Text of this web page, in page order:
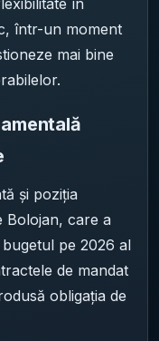
în
într-un moment
mai bine
și poziția
Bolojan, care a
pe 2026 al
de mandat
obligația de